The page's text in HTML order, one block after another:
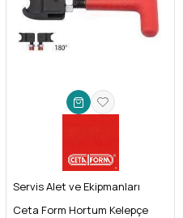
Servis Alet ve Ekipmanları
Ceta Form Hortum Kelepçe